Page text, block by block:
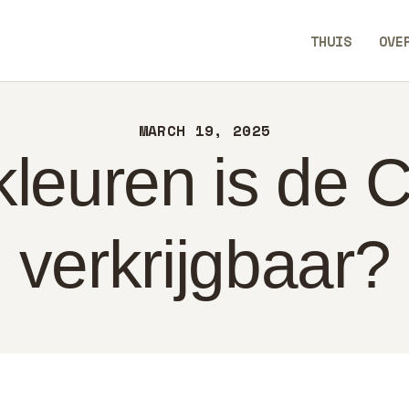
THUIS
MARCH 19, 2025
is de
verkrijgbaar?